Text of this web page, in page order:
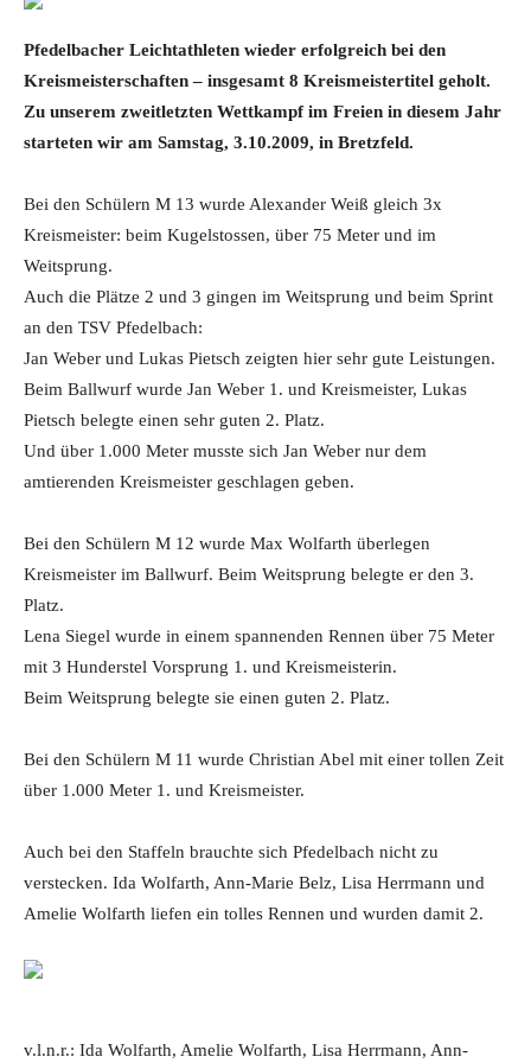
Pfedelbacher Leichtathleten wieder erfolgreich bei den
Kreismeisterschaften – insgesamt 8 Kreismeistertitel geholt.
Zu unserem zweitletzten Wettkampf im Freien in diesem Jahr
starteten wir am Samstag, 3.10.2009, in Bretzfeld.
Bei den Schülern M 13 wurde Alexander Weiß gleich 3x
Kreismeister: beim Kugelstossen, über 75 Meter und im
Weitsprung.
Auch die Plätze 2 und 3 gingen im Weitsprung und beim Sprint
an den TSV Pfedelbach:
Jan Weber und Lukas Pietsch zeigten hier sehr gute Leistungen.
Beim Ballwurf wurde Jan Weber 1. und Kreismeister, Lukas
Pietsch belegte einen sehr guten 2. Platz.
Und über 1.000 Meter musste sich Jan Weber nur dem
amtierenden Kreismeister geschlagen geben.
Bei den Schülern M 12 wurde Max Wolfarth überlegen
Kreismeister im Ballwurf. Beim Weitsprung belegte er den 3.
Platz.
Lena Siegel wurde in einem spannenden Rennen über 75 Meter
mit 3 Hunderstel Vorsprung 1. und Kreismeisterin.
Beim Weitsprung belegte sie einen guten 2. Platz.
Bei den Schülern M 11 wurde Christian Abel mit einer tollen Zeit
über 1.000 Meter 1. und Kreismeister.
Auch bei den Staffeln brauchte sich Pfedelbach nicht zu
verstecken. Ida Wolfarth, Ann-Marie Belz, Lisa Herrmann und
Amelie Wolfarth liefen ein tolles Rennen und wurden damit 2.
v.l.n.r.: Ida Wolfarth, Amelie Wolfarth, Lisa Herrmann, Ann-